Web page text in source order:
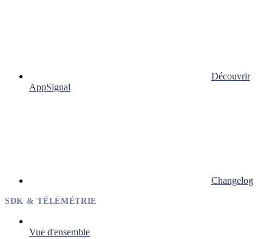
Découvrir
AppSignal
Changelog
SDK & TÉLÉMÉTRIE
Vue d'ensemble